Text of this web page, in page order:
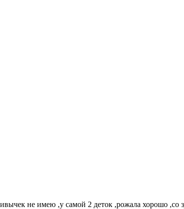
не имею ,у самой 2 деток ,рожала хорошо ,со